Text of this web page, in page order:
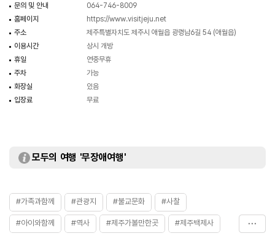
문의 및 안내
064-746-8009
홈페이지
https://www.visitjeju.net
주소
제주특별자치도 제주시 애월읍 광령남6길 54 (애월읍)
이용시간
상시 개방
휴일
연중무휴
주차
가능
화장실
있음
입장료
무료
모두의 여행 '무장애여행'
#가족과함께 #관광지 #불교문화 #사찰
#아이와함께 #역사 #제주가볼만한곳 #제주백제사